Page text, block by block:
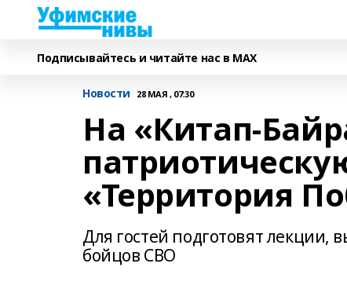
Подписывайтесь и читайте нас в MAX
Новости 28 МАЯ , 07:30
На «Китап-
«Территория
Для гостей подготовят
бойцов СВО